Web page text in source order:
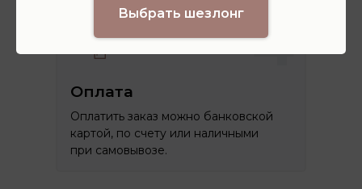
Оплата
Оплатить заказ можно банковской
картой, по счету или наличными
при самовывозе.
4
Выбрать шезлонг